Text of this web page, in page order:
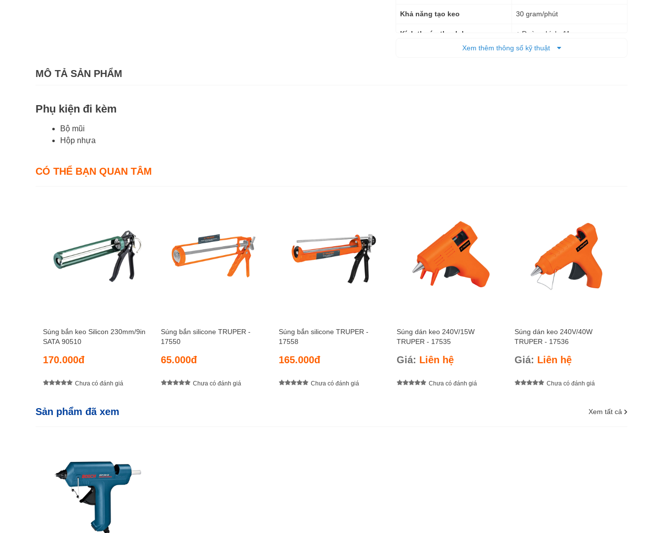
Khả năng tạo keo 30 gram/phút
Kích thước thanh keo
+ Đường kính: 11 mm
+ Chiều dài: 45 – 200 mm
Xem thêm thông số kỹ thuật
MÔ TẢ SẢN PHẨM
Phụ kiện đi kèm
Bộ mũi
Hộp nhựa
CÓ THỂ BẠN QUAN TÂM
Súng bắn keo Silicon 230mm/9in
SATA 90510
170.000đ
Chưa có đánh giá
Súng bắn silicone TRUPER -
17550
65.000đ
Chưa có đánh giá
Súng bắn silicone TRUPER -
17558
165.000đ
Chưa có đánh giá
Súng dán keo 240V/15W
TRUPER - 17535
Giá: Liên hệ
Chưa có đánh giá
Súng dán keo 240V/40W
TRUPER - 17536
Giá: Liên hệ
Chưa có đánh giá
Sản phẩm đã xem Xem tất cả